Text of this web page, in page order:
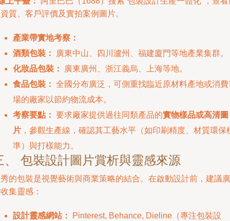
質、客戶評價及實拍案例圖片。
產業帶實地考察：
酒類包裝：
廣東中山、四川瀘州、福建廈門等地產業集群。
化妝品包裝：
廣東廣州、浙江義烏、上海等地。
食品包裝： 全國分布廣泛，可側重找臨近原材料產地或消費
場的廠家以節約物流成本。
考察要點： 要求廠家提供過往同類產品的實物樣品或高清圖
片 ，參觀生產線，確認其工藝水平（如印刷精度、材質環保
準）與打樣能力。
、 包裝設計圖片賞析與靈感來源
的包裝是視覺藝術與商業策略的結合。在啟動設計前，建議廣
集靈感：
設計靈感網站：
Pinterest, Behance, Dieline（專注包裝設